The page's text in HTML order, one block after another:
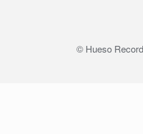
© Hueso